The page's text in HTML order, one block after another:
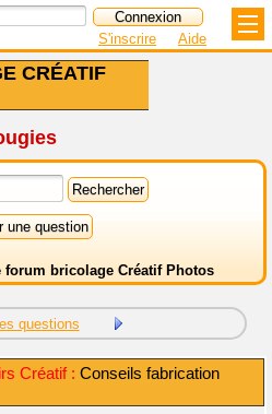
CRÉATIF
S'inscrire Aide
forum bricolage Créatif Photos
questions
Créatif : Conseils fabrication